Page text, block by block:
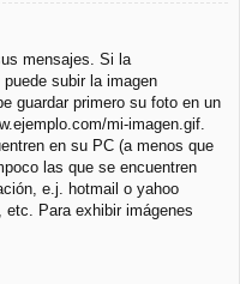
mensajes. Si la
subir la imagen
guardar primero su foto en un
mi-imagen.gif.
en su PC (a menos que
las que se encuentren
e.j. hotmail o yahoo
Para exhibir imágenes